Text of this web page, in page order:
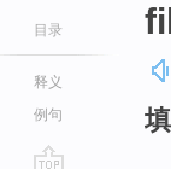
目录
释义
例句